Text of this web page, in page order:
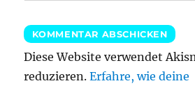
Diese Website verwendet
reduzieren.Erfahre, wie deine